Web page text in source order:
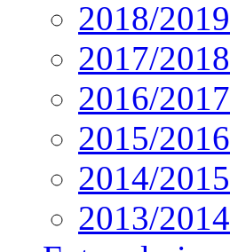
2018/2019
2017/2018
2016/2017
2015/2016
2014/2015
2013/2014